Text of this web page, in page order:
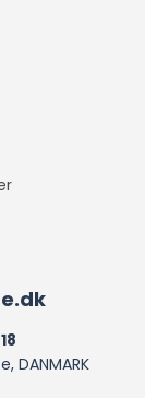
DANMARK